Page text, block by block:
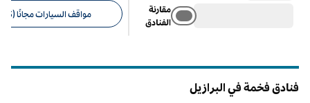
مقارنة
الفنادق
مواقف السيارات مجانًا (3)
فنادق فخمة في البرازيل